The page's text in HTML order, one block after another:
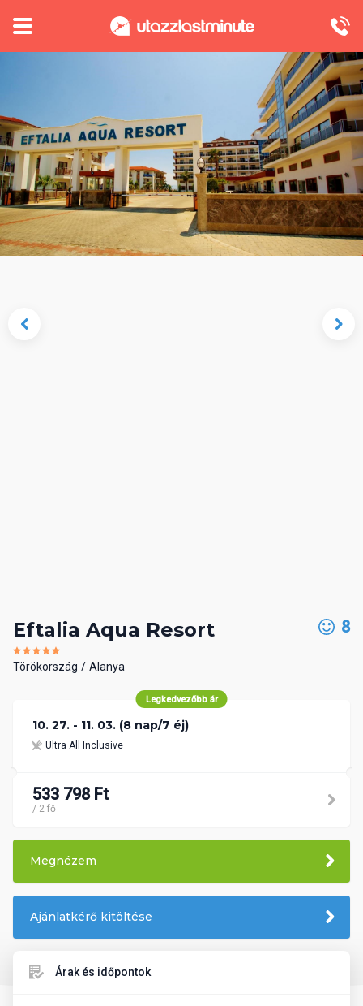
Eftalia Aqua Resort
Törökország Alanya
8
Legkedvezőbb ár
10. 27. - 11. 03. (8 nap/7 éj)
Ultra All Inclusive
533 798 Ft
/ 2 fő
Megnézem
Ajánlatkérő kitöltése
Árak és időpontok